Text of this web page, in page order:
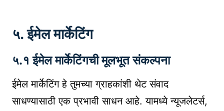
५. ईमेल मार्केटिंग
५.१ ईमेल मार्केटिंगची मूलभूत संकल्पना
ईमेल मार्केटिंग हे तुमच्या ग्राहकांशी थेट संवाद
साधण्यासाठी एक प्रभावी साधन आहे. यामध्ये न्यूजलेटर्स,